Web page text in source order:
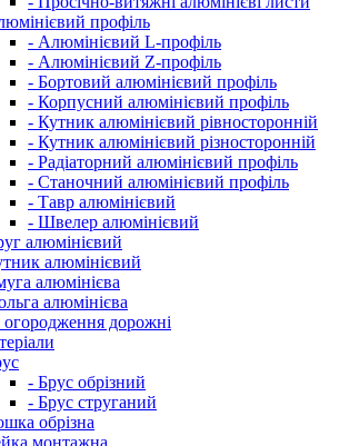
профіль
- Алюмінієвий L-профіль
- Алюмінієвий Z-профіль
- Бортовий алюмінієвий профіль
- Корпусний алюмінієвий профіль
- Кутник алюмінієвий рівносторонній
- Кутник алюмінієвий різносторонній
- Радіаторний алюмінієвий профіль
- Станочний алюмінієвий профіль
- Тавр алюмінієвий
- Швелер алюмінієвий
алюмінієвий
алюмінієвий
алюмінієва
алюмінієва
огородження дорожні
- Брус обрізний
- Брус струганий
обрізна
монтажна